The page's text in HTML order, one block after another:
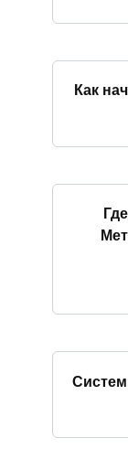
Как